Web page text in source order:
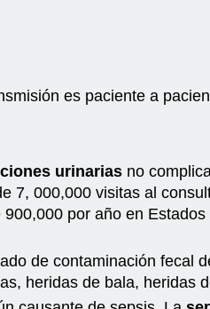
es paciente a
urinariasno
7, 000,000 visitas al
por año en
de contaminación fecal
heridas de bala, heridas